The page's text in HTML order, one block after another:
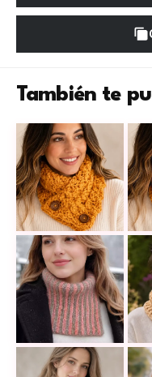
También te
Este cálido cuello
Modelo Coccola a